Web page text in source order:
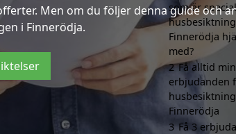
Men om du följer denna guide och
i Finnerödja.
som är
Finnerödja
med?
2 Få alltid
erbjudanden
Finnerödja
3 Få 3